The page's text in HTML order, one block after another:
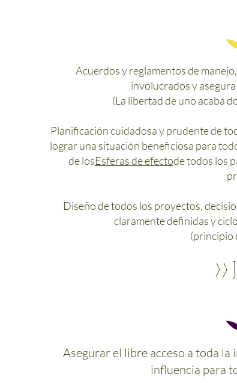
Acuerdos y reglamentos de
involucrados y
(La libertad de uno acaba
Planificación cuidadosa y prudente de
lograr una situación beneficiosa para
de losEsferas de efectode todos los
Diseño de todos los proyectos,
claramente definidas y
(principio
>>
Asegurar el libre acceso a toda
influencia para